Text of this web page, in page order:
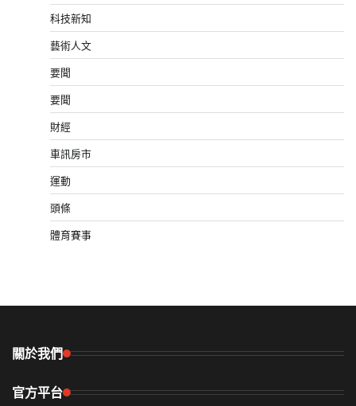
科技新知
藝術人文
要聞
要聞
財經
車訊房市
運動
頭條
體育賽事
關於我們
官方平台